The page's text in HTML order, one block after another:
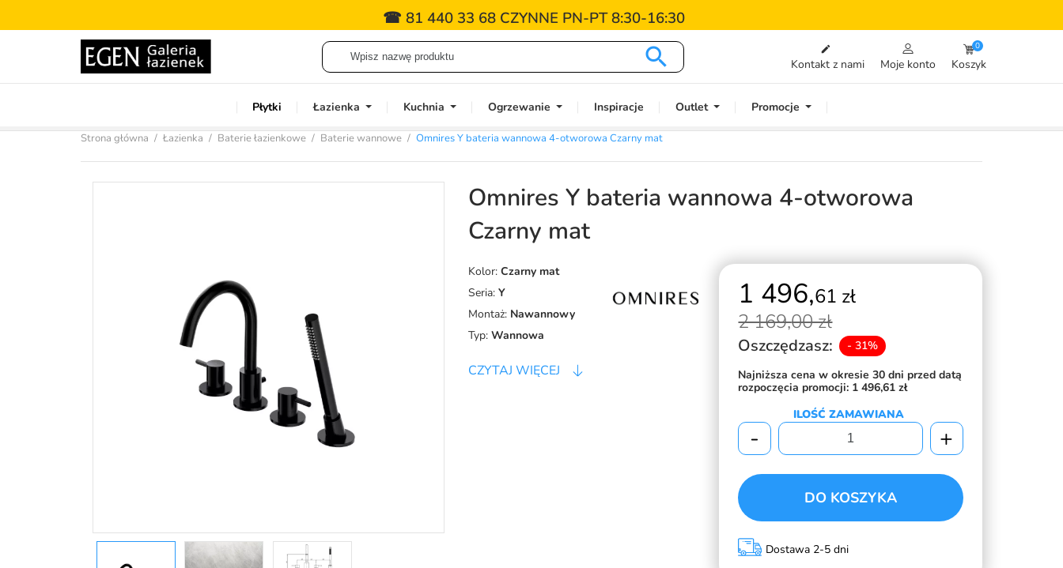
☎ 81 440 33 68 CZYNNE PN-PT 8:30-16:30
 
Kontakt z nami Moje konto Koszyk
0
Płytki Łazienka Kuchnia Ogrzewanie Inspiracje Outlet Promocje
Strona główna Łazienka Baterie łazienkowe Baterie wannowe Omnires Y bateria wannowa 4-otworowa Czarny mat
Omnires Y bateria wannowa 4-otworowa
Czarny mat
Kolor: Czarny mat
Seria: Y
Montaż: Nawannowy
Typ: Wannowa
CZYTAJ WIĘCEJ
1 496,61 zł
2 169,00 zł
Oszczędzasz:
- 31%
Najniższa cena w okresie 30 dni przed datą
rozpoczęcia promocji: 1 496,61 zł
ILOŚĆ ZAMAWIANA
- +
DO KOSZYKA
Dostawa 2-5 dni